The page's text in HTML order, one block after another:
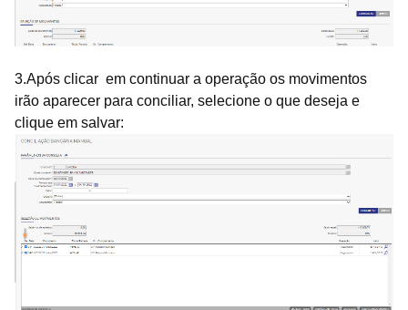
3.Após clicar em continuar a operação os movimentos
irão aparecer para conciliar, selecione o que deseja e
clique em salvar: